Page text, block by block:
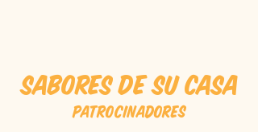
Sabores de su casa
Patrocinadores